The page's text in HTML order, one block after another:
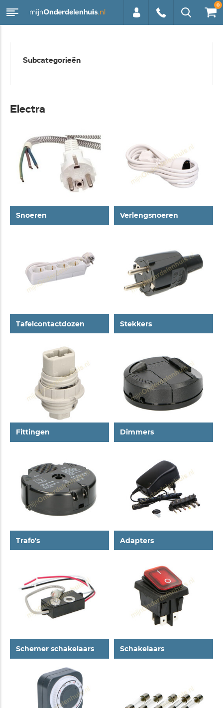
0
Subcategorieën
Electra
Snoeren Verlengsnoeren
Tafelcontactdozen Stekkers
Fittingen Dimmers
Trafo's Adapters
Schemer schakelaars Schakelaars